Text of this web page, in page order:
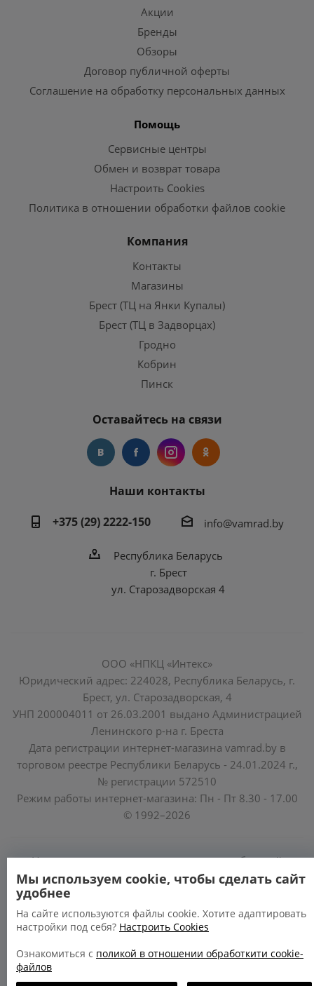
Акции
Бренды
Обзоры
Договор публичной оферты
Соглашение на обработку персональных данных
Помощь
Сервисные центры
Обмен и возврат товара
Настроить Cookies
Политика в отношении обработки файлов cookie
Компания
Контакты
Магазины
Брест (ТЦ на Янки Купалы)
Брест (ТЦ в Задворцах)
Гродно
Кобрин
Пинск
Оставайтесь на связи
Наши контакты
+375 (29) 2222-150
info@vamrad.by
Республика Беларусь
г. Брест
ул. Старозадворская 4
ООО «НПКЦ «Интекс»
Юридический адрес: 224028, Республика Беларусь, г.
Брест, ул. Старозадворская, 4
УНП 200004011 от 26.03.2001 выдано Администрацией
Ленинского р-на г. Бреста
Дата регистрации интернет-магазина vamrad.by в
торговом реестре Республики Беларусь - 24.01.2024 г.,
№ регистрации 572510
Режим работы интернет-магазина: Пн - Пт 8.30 - 17.00
© 1992–2026
Уполномоченные по защите прав потребителей
облисполкомов, Минского горисполкома:
https://www.mart.gov.by/activity/zashchita-prav-
potrebiteley/
БРЕСТСКАЯ ОБЛАСТЬ тел. (80162) 26 97 69;
Мы используем cookie, чтобы сделать сайт
удобнее
На сайте используются файлы cookie. Хотите адаптировать
настройки под себя? Настроить Cookies
Ознакомиться с поликой в отношении обработкити cookie-
файлов